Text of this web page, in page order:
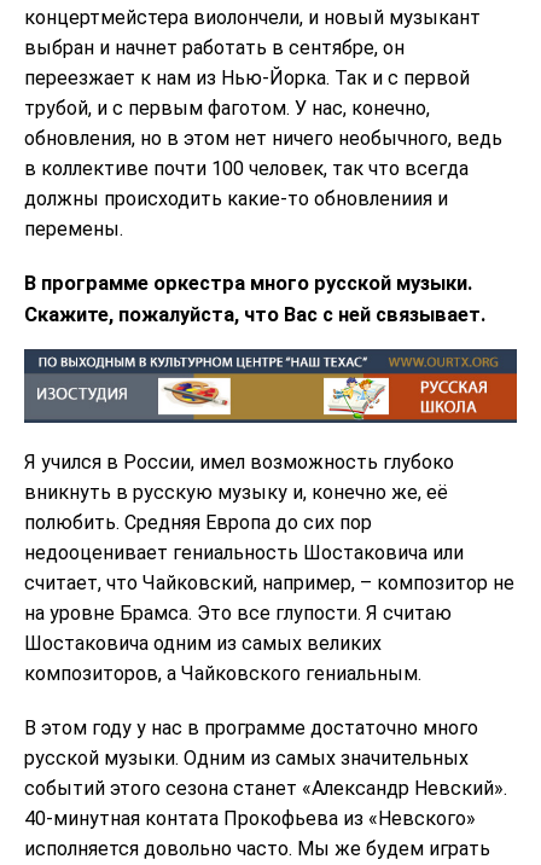
концертмейстера виолончели, и новый музыкант
выбран и начнет работать в сентябре, он
переезжает к нам из Нью-Йорка. Так и с первой
трубой, и с первым фаготом. У нас, конечно,
обновления, но в этом нет ничего необычного, ведь
в коллективе почти 100 человек, так что всегда
должны происходить какие-то обновлениия и
перемены.
В программе оркестра много русской музыки.
Скажите, пожалуйста, что Вас с ней связывает.
Я учился в России, имел возможность глубоко
вникнуть в русскую музыку и, конечно же, её
полюбить. Средняя Европа до сих пор
недооценивает гениальность Шостаковича или
считает, что Чайковский, например, – композитор не
на уровне Брамса. Это все глупости. Я считаю
Шостаковича одним из самых великих
композиторов, а Чайковского гениальным.
В этом году у нас в программе достаточно много
русской музыки. Одним из самых значительных
событий этого сезона станет «Александр Невский».
40-минутная контата Прокофьева из «Невского»
исполняется довольно часто. Мы же будем играть